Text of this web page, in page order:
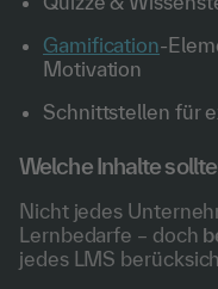
Gamification-
Motivation
Schnittstellen für
Welche Inhalte
Nicht jedes
Lernbedarfe – doch
jedes LMS